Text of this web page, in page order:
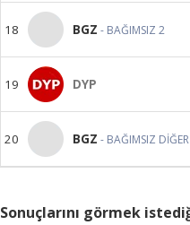
18 BGZ - BAĞIMSIZ 2
19 DYP
20 BGZ - BAĞIMSIZ DİĞER
Sonuçlarını görmek